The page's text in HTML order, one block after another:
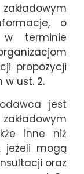
o
terminie
propozycji
ust. 2.
jest
inne niż
jeżeli mogą
oraz